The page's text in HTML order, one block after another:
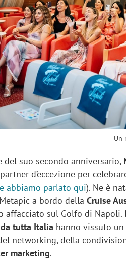
Un
del suo secondo anniversario,
d’eccezione per
abbiamo parlato qui). Ne è
a bordo dellaCruise
affacciato sul Golfo di
tutta Italia hanno vissuto
networking, della
marketing.
Samsung Ads: «L'Italia è un
strategico e continuerà a